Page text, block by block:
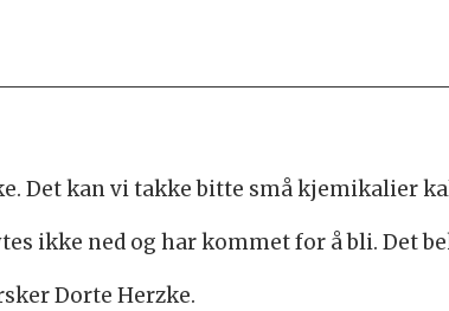
Det kan vi takke bitte små kjemikalier
ikke ned og har kommet for å bli. Det
Dorte Herzke.